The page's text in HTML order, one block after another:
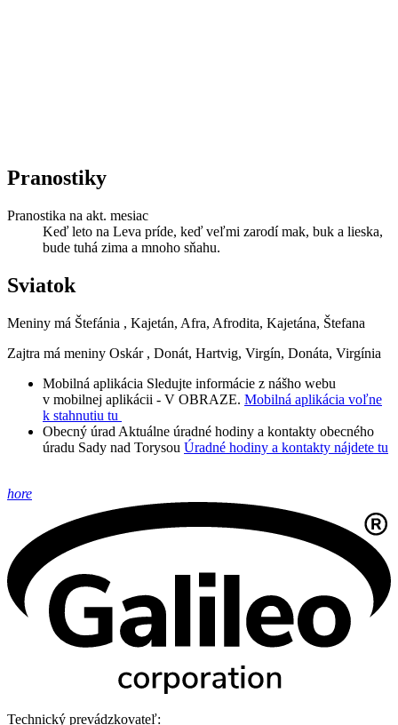
Pranostiky
Pranostika na akt. mesiac
Keď leto na Leva príde, keď veľmi zarodí mak, buk a lieska,
bude tuhá zima a mnoho sňahu.
Sviatok
Meniny má Štefánia , Kajetán, Afra, Afrodita, Kajetána, Štefana
Zajtra má meniny Oskár , Donát, Hartvig, Virgín, Donáta, Virgínia
Mobilná aplikácia Sledujte informácie z nášho webu
v mobilnej aplikácii - V OBRAZE. Mobilná aplikácia voľne
k stahnutiu tu
Obecný úrad Aktuálne úradné hodiny a kontakty obecného
úradu Sady nad Torysou Úradné hodiny a kontakty nájdete tu
hore
Technický prevádzkovateľ: